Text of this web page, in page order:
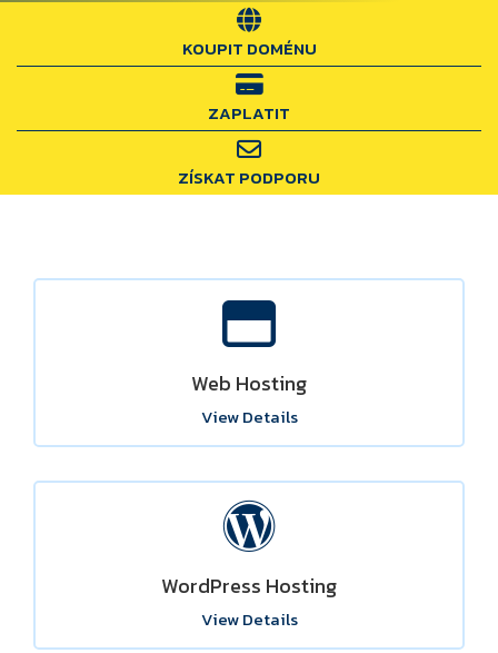
KOUPIT DOMÉNU
ZAPLATIT
ZÍSKAT PODPORU
Web Hosting
View Details
WordPress Hosting
View Details